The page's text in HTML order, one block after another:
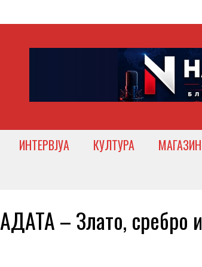
ИНТЕРВЈУА КУЛТУРА МАГАЗИН
– Злато, сребро и